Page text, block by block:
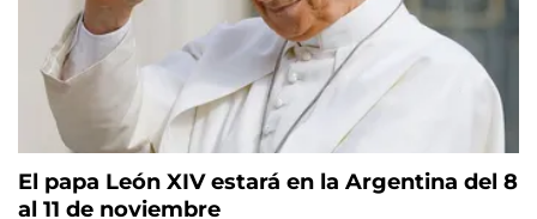
El papa León XIV estará en la Argentina del 8
al 11 de noviembre